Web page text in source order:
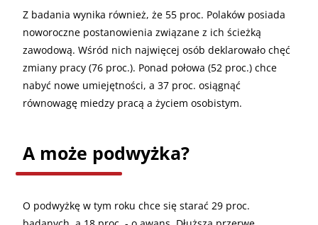
Z badania wynika również, że 55 proc. Polaków posiada
noworoczne postanowienia związane z ich ścieżką
zawodową. Wśród nich najwięcej osób deklarowało chęć
zmiany pracy (76 proc.). Ponad połowa (52 proc.) chce
nabyć nowe umiejętności, a 37 proc. osiągnąć
równowagę miedzy pracą a życiem osobistym.
A może podwyżka?
O podwyżkę w tym roku chce się starać 29 proc.